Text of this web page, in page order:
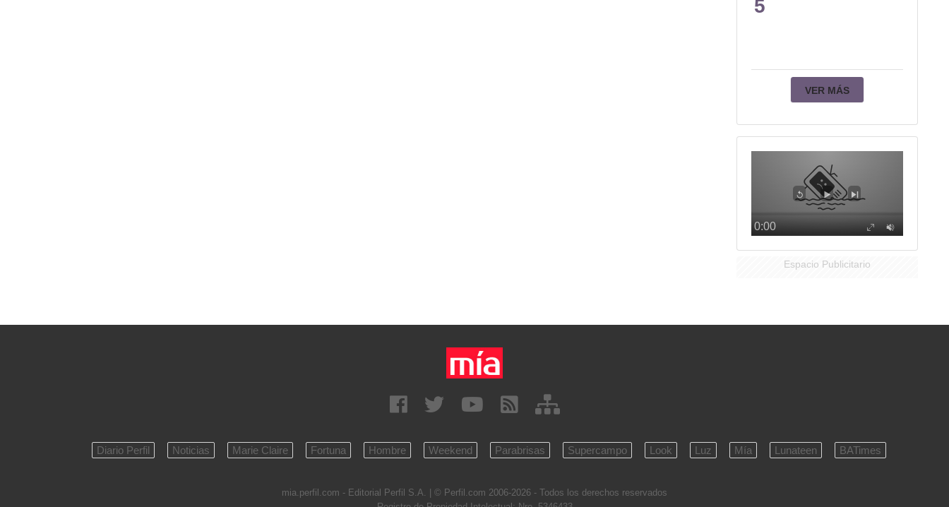
5
VER MÁS
Espacio Publicitario
Diario Perfil Noticias Marie Claire Fortuna Hombre Weekend Parabrisas Supercampo Look Luz Mía Lunateen BATimes
mia.perfil.com - Editorial Perfil S.A.
| © Perfil.com 2006-2026 - Todos los derechos reservados